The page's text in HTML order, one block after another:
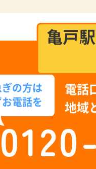
亀戸
の方は
電話を
電話
地域